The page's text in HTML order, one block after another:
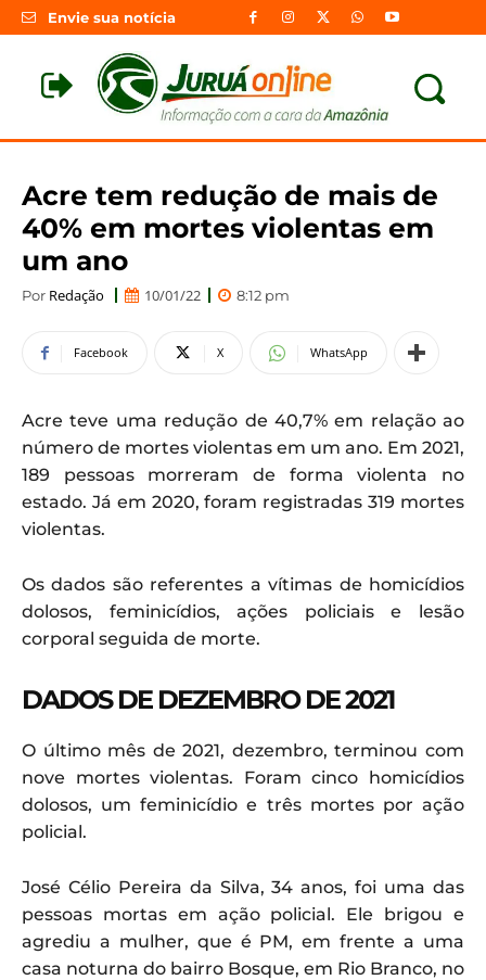
Envie sua notícia
Acre tem redução de mais de
40% em mortes violentas em
um ano
Por Redação 10/01/22 8:12 pm
Facebook X WhatsApp
Acre teve uma redução de 40,7% em relação ao
número de mortes violentas em um ano. Em 2021,
189 pessoas morreram de forma violenta no
estado. Já em 2020, foram registradas 319 mortes
violentas.
Os dados são referentes a vítimas de homicídios
dolosos, feminicídios, ações policiais e lesão
corporal seguida de morte.
DADOS DE DEZEMBRO DE 2021
O último mês de 2021, dezembro, terminou com
nove mortes violentas. Foram cinco homicídios
dolosos, um feminicídio e três mortes por ação
policial.
José Célio Pereira da Silva, 34 anos, foi uma das
pessoas mortas em ação policial. Ele brigou e
agrediu a mulher, que é PM, em frente a uma
casa noturna do bairro Bosque, em Rio Branco, no